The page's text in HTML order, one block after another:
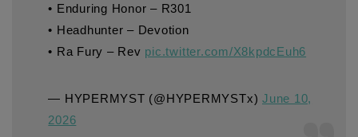
• Enduring Honor – R301
• Headhunter – Devotion
• Ra Fury – Rev pic.twitter.com/X8kpdcEuh6
— HYPERMYST (@HYPERMYSTx)June 10,
2026